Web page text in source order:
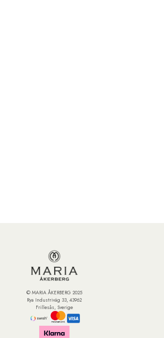
© MARIA ÅKERBERG 2025
Rya Industriväg 33, 43962
Frillesås, Sverige